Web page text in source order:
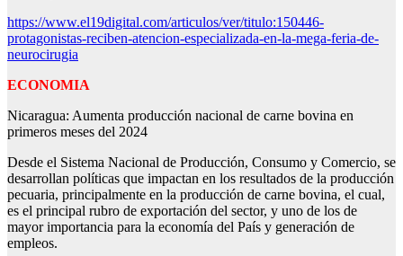
https://www.el19digital.com/articulos/ver/titulo:150446-
protagonistas-reciben-atencion-especializada-en-la-mega-feria-de-
neurocirugia
ECONOMIA
Nicaragua: Aumenta producción nacional de carne bovina en
primeros meses del 2024
Desde el Sistema Nacional de Producción, Consumo y Comercio, se
desarrollan políticas que impactan en los resultados de la producción
pecuaria, principalmente en la producción de carne bovina, el cual,
es el principal rubro de exportación del sector, y uno de los de
mayor importancia para la economía del País y generación de
empleos.